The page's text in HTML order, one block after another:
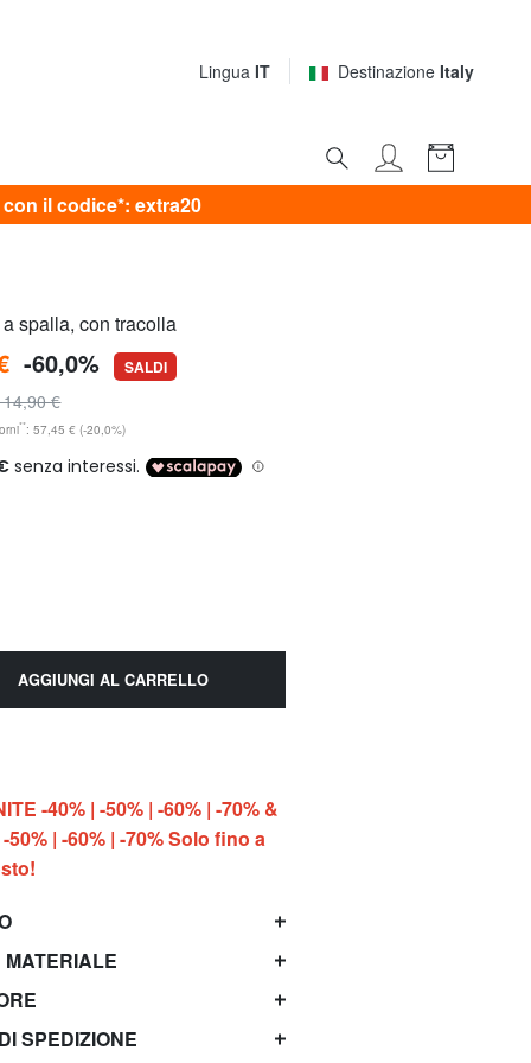
Lingua IT Destinazione Italy
il codice*: extra20
spalla, con tracolla
-60,0% SALDI
€
**: 57,45 € (-20,0%)
AGGIUNGI AL CARRELLO
-40% | -50% | -60% | -70% &
50% | -60% | -70% Solo fino a
MATERIALE
SPEDIZIONE